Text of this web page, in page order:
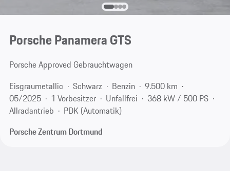
Porsche Panamera GTS
Porsche Approved Gebrauchtwagen
Eisgraumetallic
Schwarz Benzin
9.500 km
05/2025
1 Vorbesitzer Unfallfrei
368 kW / 500 PS
Allradantrieb
PDK (Automatik)
Porsche Zentrum Dortmund